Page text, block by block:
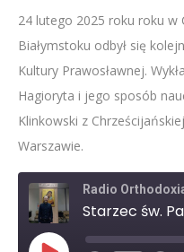
24 lutego 2025 roku roku w
Białymstoku odbył się
Kultury Prawosławnej.
Hagioryta i jego sposób
Klinkowski z
Warszawie.
Radio